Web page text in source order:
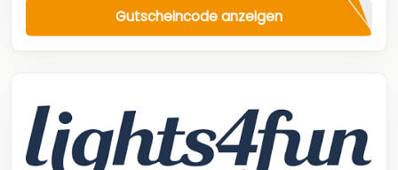
Gutscheincode anzeigen